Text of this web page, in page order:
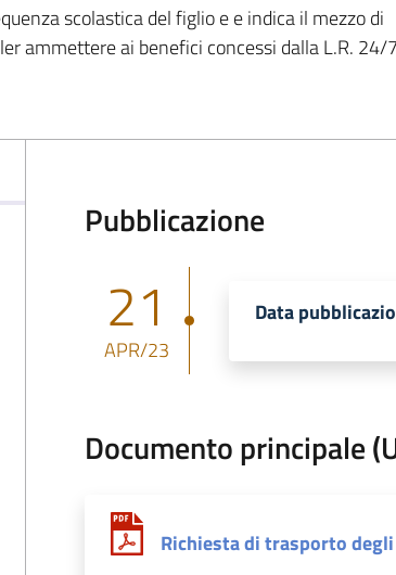
scolastica del figlio e e indica il mezzo di
ammettere ai benefici concessi dalla L.R. 24/
Pubblicazione
21
APR/23
Data
Documento principale
Richiesta di trasporto